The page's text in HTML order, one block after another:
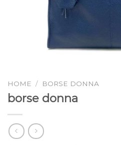
HOME / BORSE DONNA
borse donna